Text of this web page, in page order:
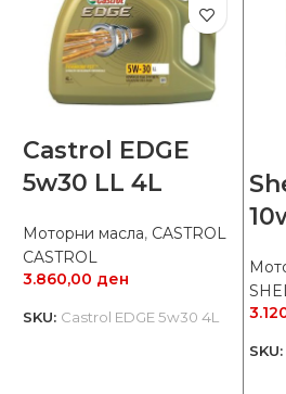
Castrol EDGE
5w30 LL 4L
Моторни масла, CASTROL
CASTROL
3.860,00 ден
SKU: Castrol EDGE 5w30 4L
SKU: